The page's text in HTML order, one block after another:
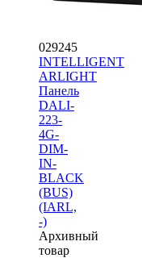
029245
INTELLIGENT
ARLIGHT
Панель
DALI-
223-
4G-
DIM-
IN-
BLACK
(BUS)
(IARL,
-)
Архивный
товар